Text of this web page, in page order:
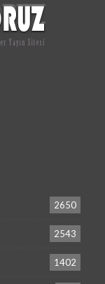
2650
2543
1402